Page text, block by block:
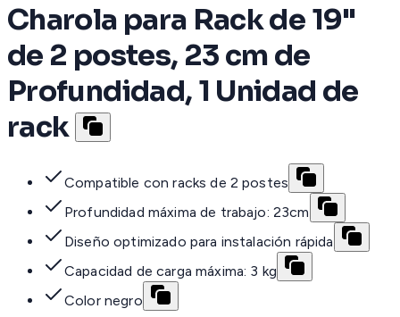
Charola para Rack de 19"
de 2 postes, 23 cm de
Profundidad, 1 Unidad de
rack
Compatible con racks de 2 postes
Profundidad máxima de trabajo: 23cm
Diseño optimizado para instalación rápida
Capacidad de carga máxima: 3 kg
Color negro